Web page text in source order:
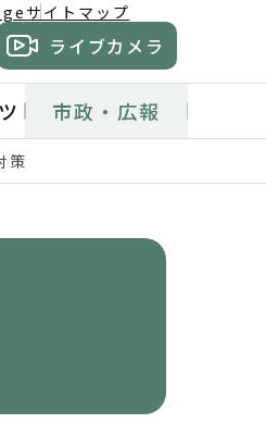
サイトマップ
ライブカメラ
市政・広報
策